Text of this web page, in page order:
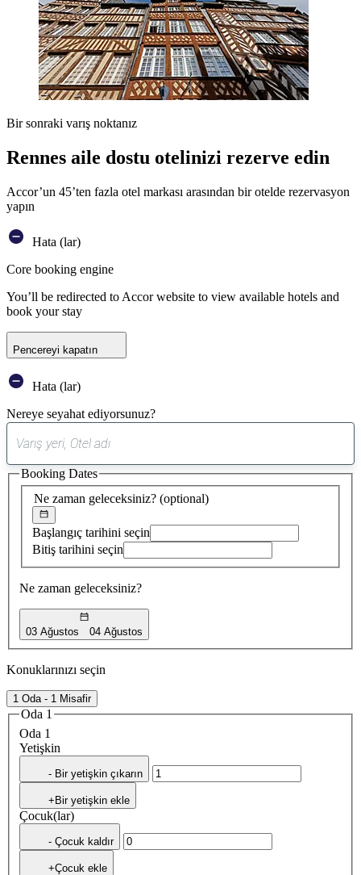
Bir sonraki varış noktanız
Rennes aile dostu otelinizi rezerve edin
Accor’un 45’ten fazla otel markası arasından bir otelde rezervasyon
yapın
Hata (lar)
Core booking engine
You’ll be redirected to Accor website to view available hotels and
book your stay
Pencereyi kapatın
Hata (lar)
Nereye seyahat ediyorsunuz?
öneri
bulundu
Ne zaman geleceksiniz? (optional)
Başlangıç tarihini seçin
Bitiş tarihini seçin
Ne zaman geleceksiniz?
03 Ağustos 04 Ağustos
Booking Dates
Konuklarınızı seçin
1 Oda - 1 Misafir
Oda 1
Oda 1
Yetişkin
- Bir yetişkin çıkarın
+Bir yetişkin ekle
Çocuk(lar)
- Çocuk kaldır
+Çocuk ekle